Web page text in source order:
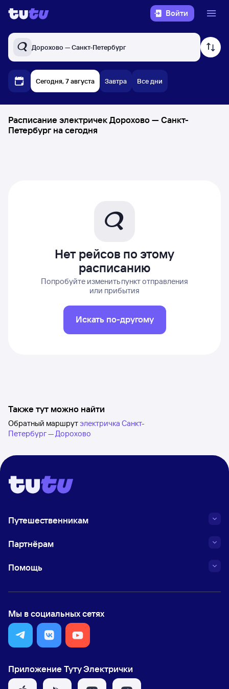
Войти
Дорохово — Санкт-Петербург
Сегодня, 7 августа Завтра Все дни
Расписание электричек Дорохово — Санкт-
Петербург на сегодня
Нет рейсов по этому
расписанию
Попробуйте изменить пункт отправления
или прибытия
Искать по-другому
Также тут можно найти
Обратный маршрутэлектричка Санкт-
Петербург — Дорохово
Путешественникам
Партнёрам
Помощь
Мы в социальных сетях
Приложение Туту Электрички